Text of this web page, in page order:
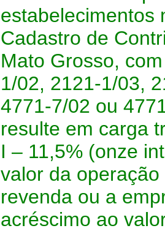
estabelecimentos
Cadastro de
Mato Grosso,
1/02, 2121-1/03,
4771-7/02 ou
resulte em carga
I – 11,5% (onze
valor da
revenda ou a
acréscimo ao